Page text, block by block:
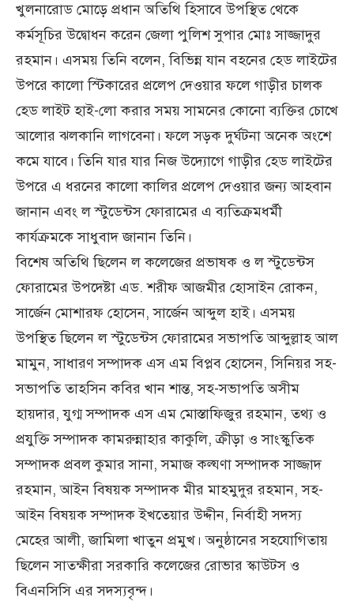
খুলনারোড মোড়ে প্রধান অতিথি হিসাবে উপস্থিত থেকে
কর্মসূচির উদ্বোধন করেন জেলা পুলিশ সুপার মোঃ সাজ্জাদুর
রহমান। এসময় তিনি বলেন, বিভিন্ন যান বহনের হেড লাইটের
উপরে কালো স্টিকারের প্রলেপ দেওয়ার ফলে গাড়ীর চালক
হেড লাইট হাই-লো করার সময় সামনের কোনো ব্যক্তির চোখে
আলোর ঝলকানি লাগবেনা। ফলে সড়ক দুর্ঘটনা অনেক অংশে
কমে যাবে। তিনি যার যার নিজ উদ্যোগে গাড়ীর হেড লাইটের
উপরে এ ধরনের কালো কালির প্রলেপ দেওয়ার জন্য আহবান
জানান এবং ল স্টুডেন্টস ফোরামের এ ব্যতিক্রমধর্মী
কার্যক্রমকে সাধুবাদ জানান তিনি।
বিশেষ অতিথি ছিলেন ল কলেজের প্রভাষক ও ল স্টুডেন্টস
ফোরামের উপদেষ্টা এড. শরীফ আজমীর হোসাইন রোকন,
সার্জেন মোশারফ হোসেন, সার্জেন আব্দুল হাই। এসময়
উপস্থিত ছিলেন ল স্টুডেন্টস ফোরামের সভাপতি আব্দুল্লাহ আল
মামুন, সাধারণ সম্পাদক এস এম বিপ্লব হোসেন, সিনিয়র সহ-
সভাপতি তাহসিন কবির খান শান্ত, সহ-সভাপতি অসীম
হায়দার, যুগ্ম সম্পাদক এস এম মোস্তাফিজুর রহমান, তথ্য ও
প্রযুক্তি সম্পাদক কামরুন্নাহার কাকুলি, ক্রীড়া ও সাংস্কুতিক
সম্পাদক প্রবল কুমার সানা, সমাজ কল্য্ণা সম্পাদক সাজ্জাদ
রহমান, আইন বিষয়ক সম্পাদক মীর মাহমুদুর রহমান, সহ-
আইন বিষয়ক সম্পাদক ইখতেয়ার উদ্দীন, নির্বাহী সদস্য
মেহের আলী, জামিলা খাতুন প্রমুখ। অনুষ্ঠানের সহযোগিতায়
ছিলেন সাতক্ষীরা সরকারি কলেজের রোভার স্কাউটস ও
বিএনসিসি এর সদস্যবৃন্দ।